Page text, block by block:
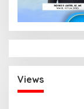
Views